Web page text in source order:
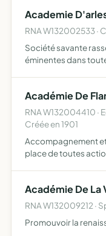
Academie
RNA W132002533 ·
Société savante
éminentes dans
connaissance…
Académie De
RNA W132004410 ·
Créée en 1901
Accompagnement
place de toutes
Académie De La
RNA W132009212 ·
Promouvoir la